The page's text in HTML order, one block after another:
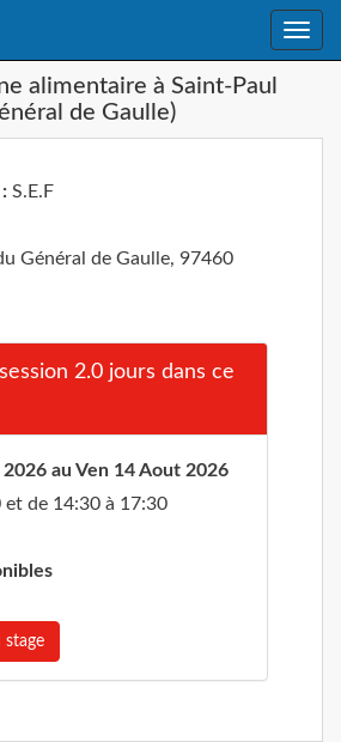
Toggle
alimentaire à Saint-Paul
de Gaulle)
S.E.F
Général de Gaulle, 97460
2.0 jours dans ce
au Ven 14 Aout 2026
et de 14:30 à 17:30
stage